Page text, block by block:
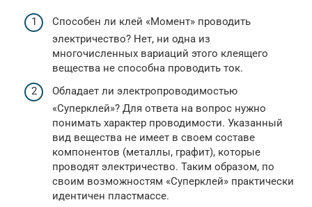
Способен ли клей «Момент» проводить
электричество? Нет, ни одна из
многочисленных вариаций этого клеящего
вещества не способна проводить ток.
Обладает ли электропроводимостью
«Суперклей»? Для ответа на вопрос нужно
понимать характер проводимости. Указанный
вид вещества не имеет в своем составе
компонентов (металлы, графит), которые
проводят электричество. Таким образом, по
своим возможностям «Суперклей» практически
идентичен пластмассе.